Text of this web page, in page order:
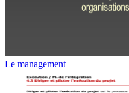
Le management